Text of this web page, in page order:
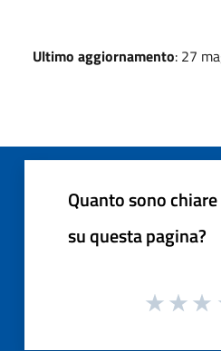
Ultimo aggiornamento: 27
Quanto sono
su questa pagina?